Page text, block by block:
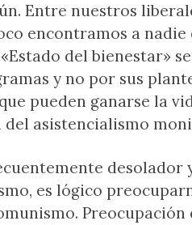
Entre nuestros
encontramos a nadie
del bienestar»
y no por sus
pueden ganarse la
del asistencialismo
desolador
es lógico
Preocupación